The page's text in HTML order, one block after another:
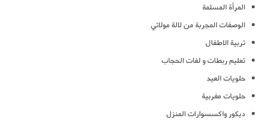
المرأة المسلمة
الوصفات المجربة من لالة مولاتي
تربية الاطفال
تعليم ربطات و لفات الحجاب
حلويات العيد
حلويات مغربية
ديكور واكسسوارات المنزل